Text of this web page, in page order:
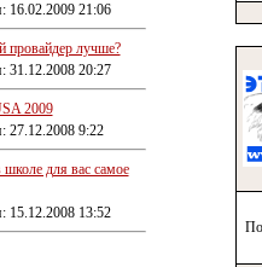
16.02.2009 21:06
провайдер лучше?
31.12.2008 20:27
2009
27.12.2008 9:22
школе для вас самое
15.12.2008 13:52